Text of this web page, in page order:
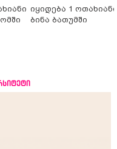
იყიდება 1 ოთახიანი
ბინა ბათუმში